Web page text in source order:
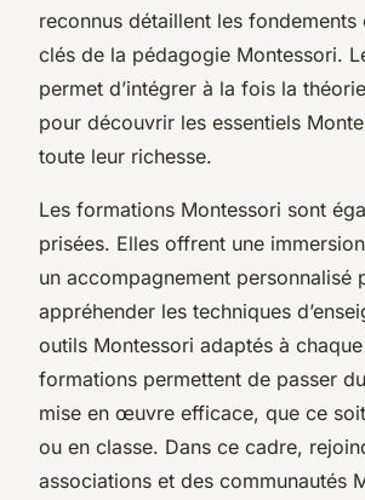
reconnus détaillent les fondements
clés de la pédagogie Montessori.
permet d’intégrer à la fois la
pour découvrir les essentiels
toute leur richesse.
Les formations Montessori sont
prisées. Elles offrent une
un accompagnement personnalisé
appréhender les techniques
outils Montessori adaptés à
formations permettent de passer
mise en œuvre efficace, que ce
ou en classe. Dans ce cadre,
associations et des communautés